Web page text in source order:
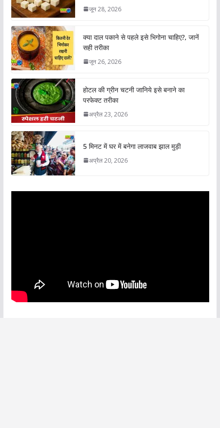
जून 28, 2026
क्या दाल पकाने से पहले इसे भिगोना चाहिए?, जानें
सही तरीका
जून 26, 2026
होटल की ग्रीन चटनी जानिये इसे बनाने का
परफेक्ट तरीका
अप्रैल 23, 2026
5 मिनट में घर में बनेगा लाजवाब झाल मुड़ी
अप्रैल 20, 2026